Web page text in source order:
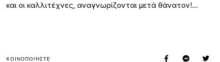
και οι καλλιτέχνες, αναγνωρίζονται μετά θάνατον!…
ΚΟΙΝΟΠΟΙΉΣΤΕ